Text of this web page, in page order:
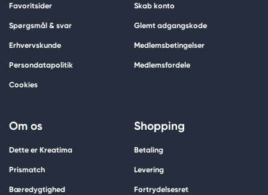
Favoritsider
Spørgsmål & svar
Erhvervskunde
Persondatapolitik
Cookies
Skab konto
Glemt adgangskode
Medlemsbetingelser
Medlemsfordele
Om os
Dette er Kreatima
Prismatch
Bæredygtighed
Shopping
Betaling
Levering
Fortrydelsesret